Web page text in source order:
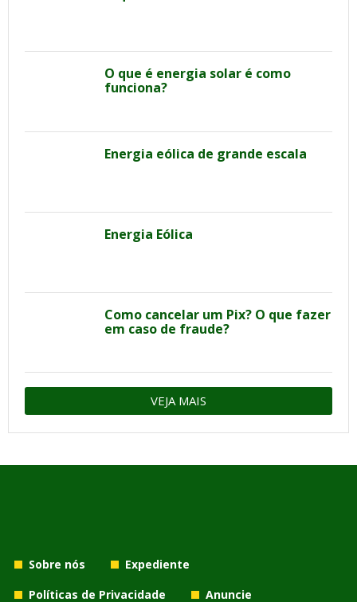
O que é energia solar é como
funciona?
Energia eólica de grande escala
Energia Eólica
Como cancelar um Pix? O que fazer
em caso de fraude?
VEJA MAIS
Sobre nós
Expediente
Políticas de Privacidade
Anuncie